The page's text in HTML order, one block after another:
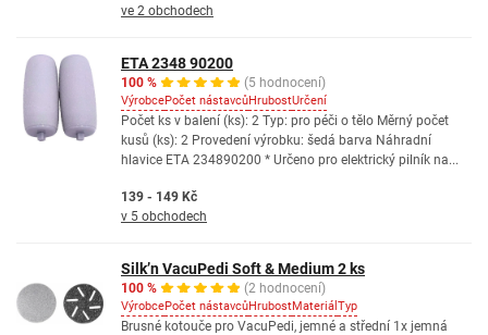
ve 2 obchodech
ETA 2348 90200
100 % (5 hodnocení)
VýrobcePočet nástavcůHrubostUrčení
Počet ks v balení (ks): 2 Typ: pro péči o tělo Měrný počet
kusů (ks): 2 Provedení výrobku: šedá barva Náhradní
hlavice ETA 234890200 * Určeno pro elektrický pilník na...
139 - 149 Kč
v 5 obchodech
Silk’n VacuPedi Soft & Medium 2 ks
100 % (2 hodnocení)
VýrobcePočet nástavcůHrubostMateriál Typ
Brusné kotouče pro VacuPedi, jemné a střední 1x jemná